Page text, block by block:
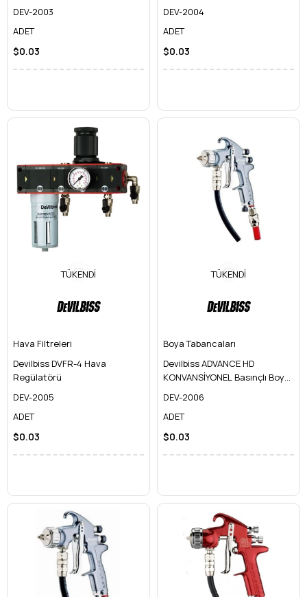
DEV-2003
ADET
$0.03
DEV-2004
ADET
$0.03
TÜKENDI
Hava Filtreleri
Devilbiss DVFR-4 Hava
Regülatörü
DEV-2005
ADET
$0.03
TÜKENDI
Boya Tabancaları
Devilbiss ADVANCE HD
KONVANSİYONEL Basınçlı Boya
DEV-2006
ADET
$0.03